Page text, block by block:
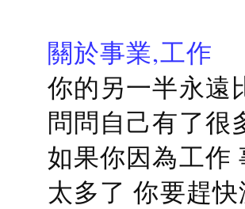
關於事業,工作
你的另一半永遠
問問自己有了很
如果你因為工作
太多了 你要趕